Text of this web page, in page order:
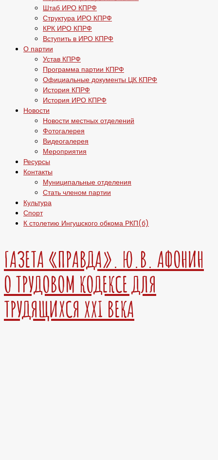
Штаб ИРО КПРФ
Структура ИРО КПРФ
КРК ИРО КПРФ
Вступить в ИРО КПРФ
О партии
Устав КПРФ
Программа партии КПРФ
Официальные документы ЦК КПРФ
История КПРФ
История ИРО КПРФ
Новости
Новости местных отделений
Фотогалерея
Видеогалерея
Мероприятия
Ресурсы
Контакты
Муниципальные отделения
Стать членом партии
Культура
Спорт
К столетию Ингушского обкома РКП(б)
ГАЗЕТА «ПРАВДА». Ю.В. АФОНИН
О ТРУДОВОМ КОДЕКСЕ ДЛЯ
ТРУДЯЩИХСЯ XXI ВЕКА